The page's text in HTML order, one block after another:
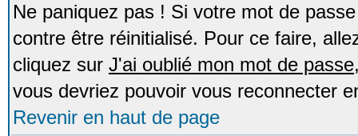
Ne paniquez pas ! Si votre mot de
contre être réinitialisé. Pour ce faire,
cliquez sur J'ai oublié mon mot de passe
vous devriez pouvoir vous reconnecter
Revenir en haut de page